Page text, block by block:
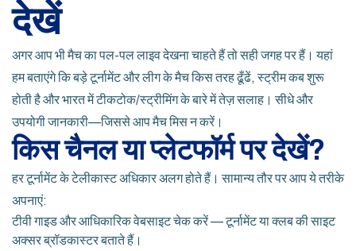
देखें
अगर आप भी मैच का पल-पल लाइव देखना चाहते हैं तो सही जगह पर हैं। यहां
हम बताएंगे कि बड़े टूर्नामेंट और लीग के मैच किस तरह ढूँढें, स्ट्रीम कब शुरू
होती है और भारत में टीकटोक/स्ट्रीमिंग के बारे में तेज़ सलाह। सीधे और
उपयोगी जानकारी—जिससे आप मैच मिस न करें।
किस चैनल या प्लेटफॉर्म पर देखें?
हर टूर्नामेंट के टेलीकास्ट अधिकार अलग होते हैं। सामान्य तौर पर आप ये तरीके
अपनाएं:
टीवी गाइड और आधिकारिक वेबसाइट चेक करें — टूर्नामेंट या क्लब की साइट
अक्सर ब्रॉडकास्टर बताते हैं।